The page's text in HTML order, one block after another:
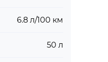
6.8 л/100 км
50 л